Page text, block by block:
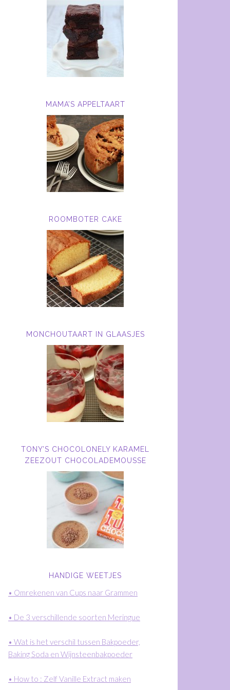
MAMA’S APPELTAART
ROOMBOTER CAKE
MONCHOUTAART IN GLAASJES
TONY’S CHOCOLONELY KARAMEL
ZEEZOUT CHOCOLADEMOUSSE
HANDIGE WEETJES
• Omrekenen van Cups naar Grammen
• De 3 verschillende soorten Meringue
• Wat is het verschil tussen Bakpoeder,
Baking Soda en Wijnsteenbakpoeder
• How to : Zelf Vanille Extract maken